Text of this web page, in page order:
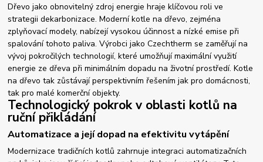
Dřevo jako obnovitelný zdroj energie hraje klíčovou roli ve
strategii dekarbonizace. Moderní kotle na dřevo, zejména
zplyňovací modely, nabízejí vysokou účinnost a nízké emise při
spalování tohoto paliva. Výrobci jako Czechtherm se zaměřují na
vývoj pokročilých technologií, které umožňují maximální využití
energie ze dřeva při minimálním dopadu na životní prostředí. Kotle
na dřevo tak zůstávají perspektivním řešením jak pro domácnosti,
tak pro malé komerční objekty.
Technologický pokrok v oblasti kotlů na
ruční přikládání
Automatizace a její dopad na efektivitu vytápění
Modernizace tradičních kotlů zahrnuje integraci automatizačních